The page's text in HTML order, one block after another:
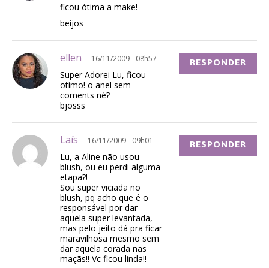
ficou ótima a make!
beijos
ellen 16/11/2009 - 08h57
Super Adorei Lu, ficou
otimo! o anel sem
coments né?
bjosss
RESPONDER
Laís 16/11/2009 - 09h01
Lu, a Aline não usou
blush, ou eu perdi alguma
etapa?!
Sou super viciada no
blush, pq acho que é o
responsável por dar
aquela super levantada,
mas pelo jeito dá pra ficar
maravilhosa mesmo sem
dar aquela corada nas
maçãs!! Vc ficou linda!!
RESPONDER